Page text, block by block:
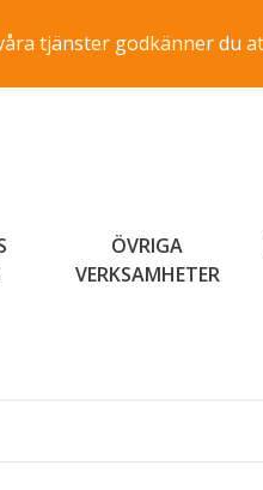
tjänster godkänner du
ÖVRIGA
VERKSAMHETER